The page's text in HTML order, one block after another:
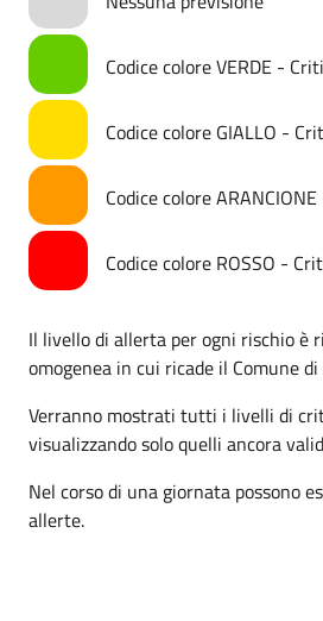
Codice colore VERDE -
Codice colore GIALLO -
Codice colore
Codice colore ROSSO -
Il livello di allerta per ogni rischio è
omogenea in cui ricade il Comune
Verranno mostrati tutti i livelli di
visualizzando solo quelli ancora
Nel corso di una giornata possono
allerte.